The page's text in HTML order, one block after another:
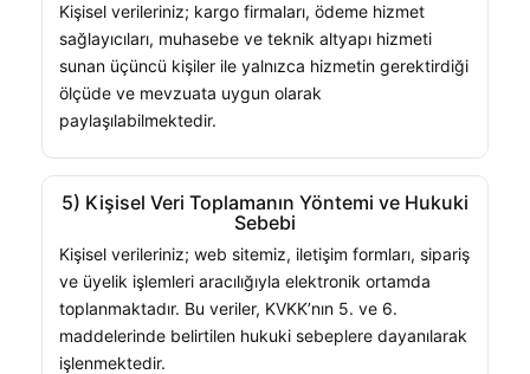
Kişisel verileriniz; kargo firmaları, ödeme hizmet
sağlayıcıları, muhasebe ve teknik altyapı hizmeti
sunan üçüncü kişiler ile yalnızca hizmetin gerektirdiği
ölçüde ve mevzuata uygun olarak
paylaşılabilmektedir.
5) Kişisel Veri Toplamanın Yöntemi ve Hukuki
Sebebi
Kişisel verileriniz; web sitemiz, iletişim formları, sipariş
ve üyelik işlemleri aracılığıyla elektronik ortamda
toplanmaktadır. Bu veriler, KVKK’nın 5. ve 6.
maddelerinde belirtilen hukuki sebeplere dayanılarak
işlenmektedir.